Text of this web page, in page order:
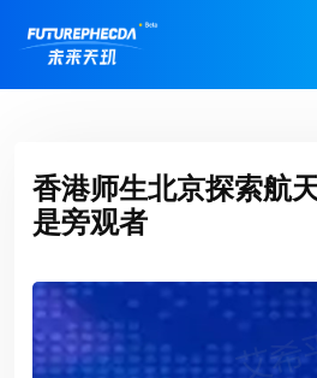
香港师生北京探索航
是旁观者